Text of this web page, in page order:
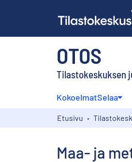
OTOS
Tilastokeskuksen
KokoelmatSelaa
Etusivu
Maa- ja